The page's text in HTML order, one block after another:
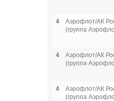
4
Аэрофлот/АК
(группа
4
Аэрофлот/АК
(группа
4
Аэрофлот/АК
(группа